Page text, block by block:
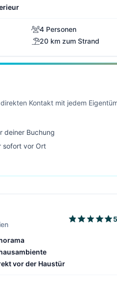
4 Personen
20 km zum Strand
Kontakt mit jedem
deiner Buchung
sofort vor Ort
5
vor der Haustür